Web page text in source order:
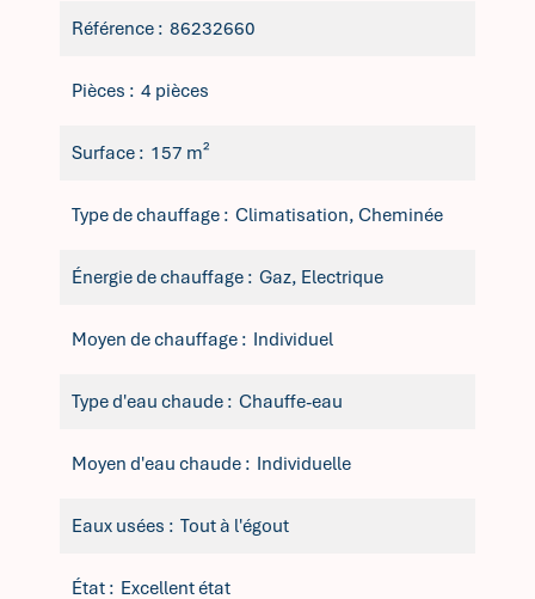
Référence 86232660
Pièces 4 pièces
Surface 157 m²
Type de chauffage Climatisation, Cheminée
Énergie de chauffage Gaz, Electrique
Moyen de chauffage Individuel
Type d'eau chaude Chauffe-eau
Moyen d'eau chaude Individuelle
Eaux usées Tout à l'égout
État Excellent état